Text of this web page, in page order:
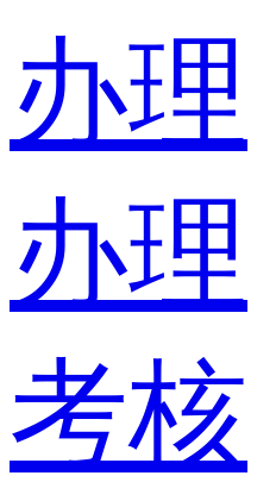
办理
办理
考核